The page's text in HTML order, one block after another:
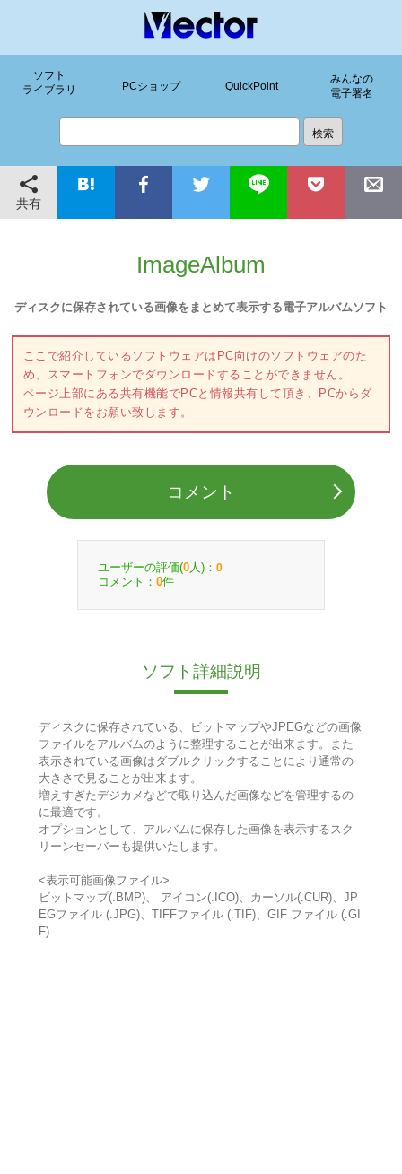
ソフト
ライブラリ
PCショップ QuickPoint
みんなの
電子署名
共有
ImageAlbum
ディスクに保存されている画像をまとめて表示する電子アルバムソフト
ここで紹介しているソフトウェアはPC向けのソフトウェアのた
め、スマートフォンでダウンロードすることができません。
ページ上部にある共有機能でPCと情報共有して頂き、PCからダ
ウンロードをお願い致します。
コメント
ユーザーの評価(0 人)： 0
コメント： 0件
ソフト詳細説明
ディスクに保存されている、ビットマップやJPEGなどの画像
ファイルをアルバムのように整理することが出来ます。また
表示されている画像はダブルクリックすることにより通常の
大きさで見ることが出来ます。
増えすぎたデジカメなどで取り込んだ画像などを管理するの
に最適です。
オプションとして、アルバムに保存した画像を表示するスク
リーンセーバーも提供いたします。
<表示可能画像ファイル>
ビットマップ(.BMP)、 アイコン(.ICO)、カーソル(.CUR)、JP
EGファイル (.JPG)、TIFFファイル (.TIF)、GIF ファイル (.GI
F)